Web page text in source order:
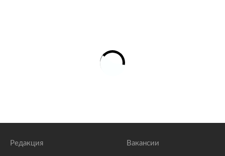
Редакция Вакансии